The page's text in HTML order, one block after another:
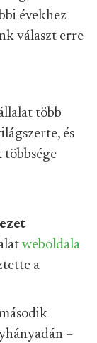
évekhez
választ erre
több
és
weboldala
a
–